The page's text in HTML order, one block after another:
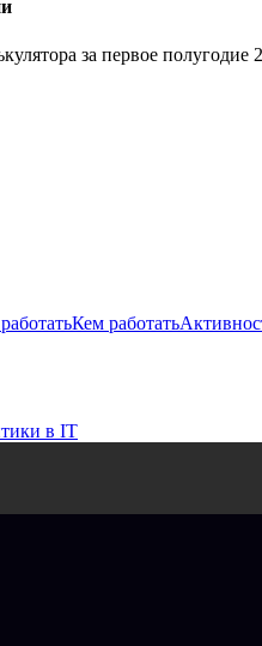
за первое полугодие
Кем работать
в IT